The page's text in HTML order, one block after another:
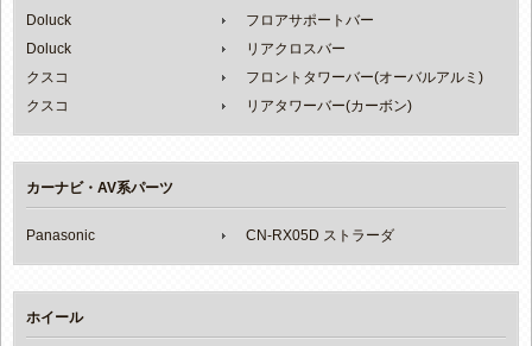
Doluck
フロアサポートバー
Doluck
リアクロスバー
クスコ
フロントタワーバー(オーバルアルミ)
クスコ
リアタワーバー(カーボン)
カーナビ・AV系パーツ
Panasonic CN-RX05D ストラーダ
ホイール